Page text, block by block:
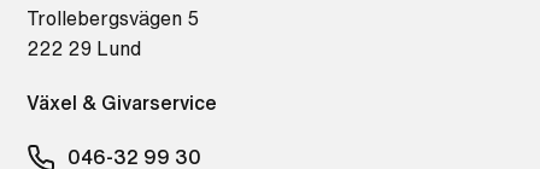
Trollebergsvägen 5
222 29 Lund
Växel & Givarservice
046-32 99 30